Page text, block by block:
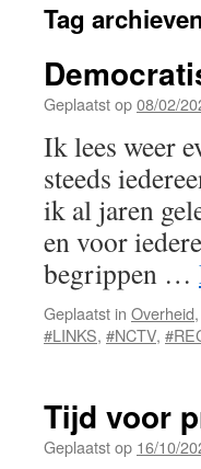
Tag
Geplaatst op08/02/
Ik lees weer
steeds
ik al jaren
en voor
begrippen …
Geplaatst in Overheid,
#LINKS, #NCTV,
Tijd voor
Geplaatst op 16/10/